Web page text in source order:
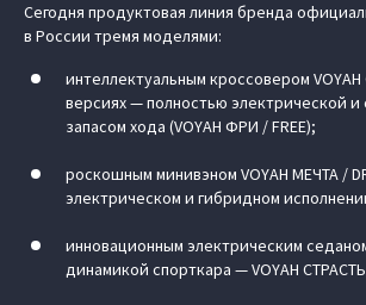
Сегодня продуктовая линия бренда
в России тремя моделями:
интеллектуальным кроссовером
версиях — полностью электрической и
запасом хода (VOYAH ФРИ / FREE);
роскошным минивэном VOYAH МЕЧТА /
электрическом и гибридном
инновационным электрическим
динамикой спорткара — VOYAH СТРАСТЬ